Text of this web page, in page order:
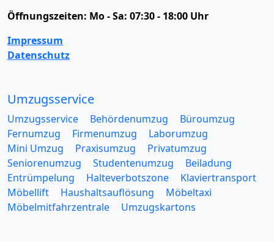
Öffnungszeiten: Mo - Sa: 07:30 - 18:00 Uhr
Impressum
Datenschutz
Umzugsservice
Umzugsservice Behördenumzug
Büroumzug
Fernumzug
Firmenumzug
Laborumzug
Mini Umzug
Praxisumzug
Privatumzug
Seniorenumzug
Studentenumzug
Beiladung
Entrümpelung
Halteverbotszone
Klaviertransport
Möbellift
Haushaltsauflösung
Möbeltaxi
Möbelmitfahrzentrale
Umzugskartons